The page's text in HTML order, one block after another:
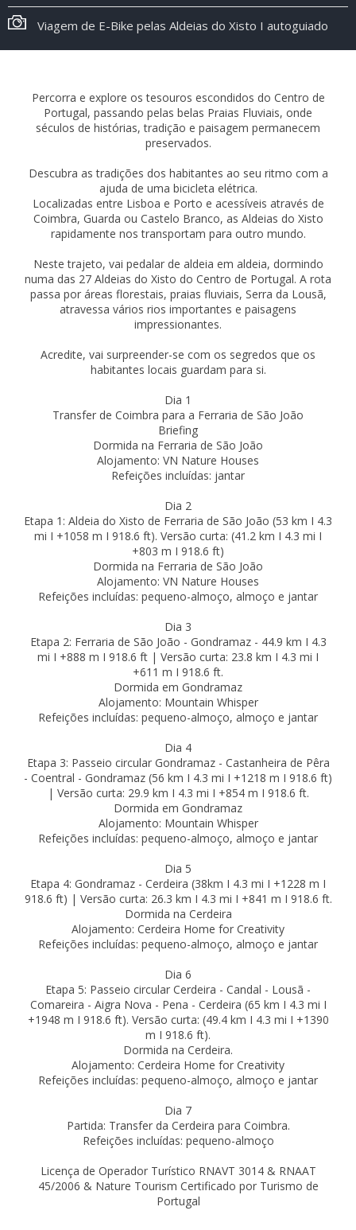
Viagem de E-Bike pelas Aldeias do Xisto I autoguiado
Percorra e explore os tesouros escondidos do Centro de
Portugal, passando pelas belas Praias Fluviais, onde
séculos de histórias, tradição e paisagem permanecem
preservados.
Descubra as tradições dos habitantes ao seu ritmo com a
ajuda de uma bicicleta elétrica.
Localizadas entre Lisboa e Porto e acessíveis através de
Coimbra, Guarda ou Castelo Branco, as Aldeias do Xisto
rapidamente nos transportam para outro mundo.
Neste trajeto, vai pedalar de aldeia em aldeia, dormindo
numa das 27 Aldeias do Xisto do Centro de Portugal. A rota
passa por áreas florestais, praias fluviais, Serra da Lousã,
atravessa vários rios importantes e paisagens
impressionantes.
Acredite, vai surpreender-se com os segredos que os
habitantes locais guardam para si.
Dia 1
Transfer de Coimbra para a Ferraria de São João
Briefing
Dormida na Ferraria de São João
Alojamento: VN Nature Houses
Refeições incluídas: jantar
Dia 2
Etapa 1: Aldeia do Xisto de Ferraria de São João (53 km I 4.3
mi I +1058 m I 918.6 ft). Versão curta: (41.2 km I 4.3 mi I
+803 m I 918.6 ft)
Dormida na Ferraria de São João
Alojamento: VN Nature Houses
Refeições incluídas: pequeno-almoço, almoço e jantar
Dia 3
Etapa 2: Ferraria de São João - Gondramaz - 44.9 km I 4.3
mi I +888 m I 918.6 ft | Versão curta: 23.8 km I 4.3 mi I
+611 m I 918.6 ft.
Dormida em Gondramaz
Alojamento: Mountain Whisper
Refeições incluídas: pequeno-almoço, almoço e jantar
Dia 4
Etapa 3: Passeio circular Gondramaz - Castanheira de Pêra
- Coentral - Gondramaz (56 km I 4.3 mi I +1218 m I 918.6 ft)
| Versão curta: 29.9 km I 4.3 mi I +854 m I 918.6 ft.
Dormida em Gondramaz
Alojamento: Mountain Whisper
Refeições incluídas: pequeno-almoço, almoço e jantar
Dia 5
Etapa 4: Gondramaz - Cerdeira (38km I 4.3 mi I +1228 m I
918.6 ft) | Versão curta: 26.3 km I 4.3 mi I +841 m I 918.6 ft.
Dormida na Cerdeira
Alojamento: Cerdeira Home for Creativity
Refeições incluídas: pequeno-almoço, almoço e jantar
Dia 6
Etapa 5: Passeio circular Cerdeira - Candal - Lousã -
Comareira - Aigra Nova - Pena - Cerdeira (65 km I 4.3 mi I
+1948 m I 918.6 ft). Versão curta: (49.4 km I 4.3 mi I +1390
m I 918.6 ft).
Dormida na Cerdeira.
Alojamento: Cerdeira Home for Creativity
Refeições incluídas: pequeno-almoço, almoço e jantar
Dia 7
Partida: Transfer da Cerdeira para Coimbra.
Refeições incluídas: pequeno-almoço
Licença de Operador Turístico RNAVT 3014 & RNAAT
45/2006 & Nature Tourism Certificado por Turismo de
Portugal